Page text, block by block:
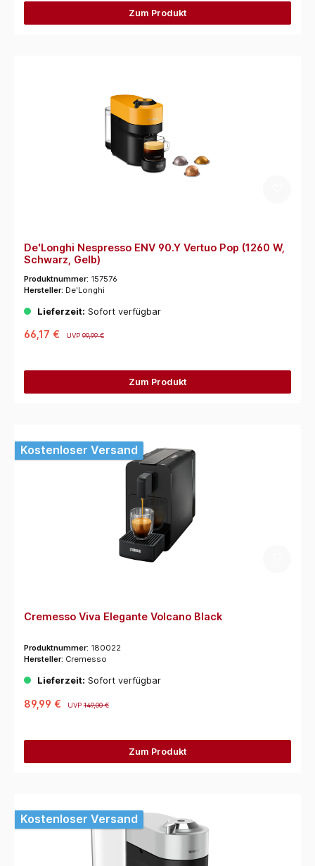
Zum Produkt
De'Longhi Nespresso ENV 90.Y Vertuo Pop (1260 W,
Schwarz, Gelb)
Produktnummer: 157576
Hersteller: De'Longhi
Lieferzeit: Sofort verfügbar
66,17 € UVP99,99 €
Zum Produkt
Kostenloser Versand
Cremesso Viva Elegante Volcano Black
Produktnummer: 180022
Hersteller: Cremesso
Lieferzeit: Sofort verfügbar
89,99 € UVP149,00 €
Zum Produkt
Kostenloser Versand